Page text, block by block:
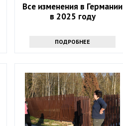
Все изменения в Германии
в 2025 году
ПОДРОБНЕЕ